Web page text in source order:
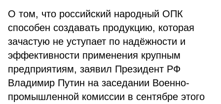
О том, что российский народный ОПК
способен создавать продукцию, которая
зачастую не уступает по надёжности и
эффективности применения крупным
предприятиям, заявил Президент РФ
Владимир Путин на заседании Военно-
промышленной комиссии в сентябре этого